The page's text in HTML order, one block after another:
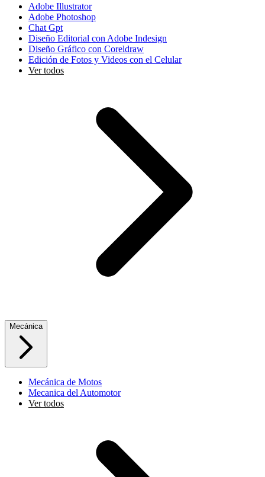
Adobe Illustrator
Adobe Photoshop
Chat Gpt
Diseño Editorial con Adobe Indesign
Diseño Gráfico con Coreldraw
Edición de Fotos y Videos con el Celular
Ver todos
Mecánica
Mecánica de Motos
Mecanica del Automotor
Ver todos